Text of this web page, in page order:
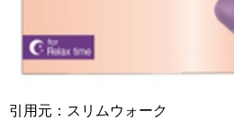
引用元：スリムウォーク